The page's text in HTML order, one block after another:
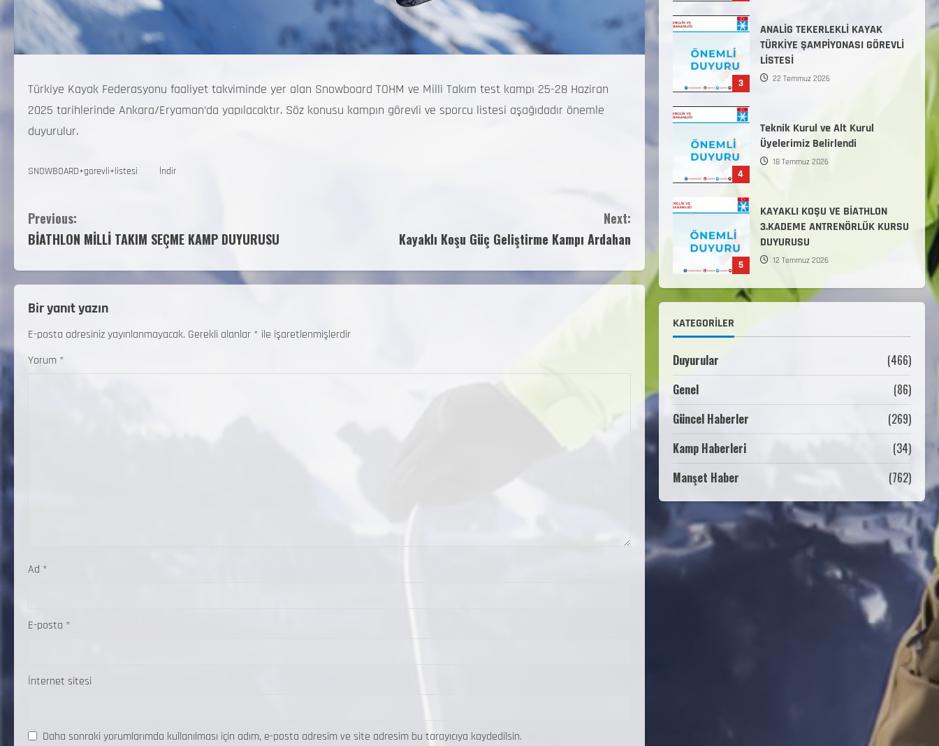
Türkiye Kayak Federasyonu faaliyet takviminde yer alan Snowboard TOHM ve Milli Takım test kampı 25-28 Haziran
2025 tarihlerinde Ankara/Eryaman’da yapılacaktır. Söz konusu kampın görevli ve sporcu listesi aşağıdadır önemle
duyurulur.
SNOWBOARD+gorevli+listesi İndir
Previous:
BİATHLON MİLLİ TAKIM SEÇME KAMP DUYURUSU
Next:
Kayaklı Koşu Güç Geliştirme Kampı Ardahan
Bir yanıt yazın
E-posta adresiniz yayınlanmayacak. Gerekli alanlar * ile işaretlenmişlerdir
Yorum *
Ad *
E-posta *
İnternet sitesi
Daha sonraki yorumlarımda kullanılması için adım, e-posta adresim ve site adresim bu tarayıcıya kaydedilsin.
3
ANALİG TEKERLEKLİ KAYAK
TÜRKİYE ŞAMPİYONASI GÖREVLİ
LİSTESİ
22 Temmuz 2026
4
Teknik Kurul ve Alt Kurul
Üyelerimiz Belirlendi
18 Temmuz 2026
5
KAYAKLI KOŞU VE BİATHLON
3.KADEME ANTRENÖRLÜK KURSU
DUYURUSU
12 Temmuz 2026
Millî Savunma Bakanlığı Kara,
(2026-2 Dönem) Sporcu Branşı
Sözleşmeli Er Temini Başvuruları
Başlamıştır.
2
ANALİG TEKERLEKLİ KAYAK
22 Temmuz 2026
TÜRKİYE ŞAMPİYONASI GÖREVLİ
LİSTESİ
22 Temmuz 2026
Teknik Kurul ve Alt Kurul
3.KADEME ANTRENÖRLÜK KURSU
KATEGORILER
Duyurular
(466)
Genel
(86)
Güncel Haberler
(269)
Kamp Haberleri
(34)
Manşet Haber
(762)